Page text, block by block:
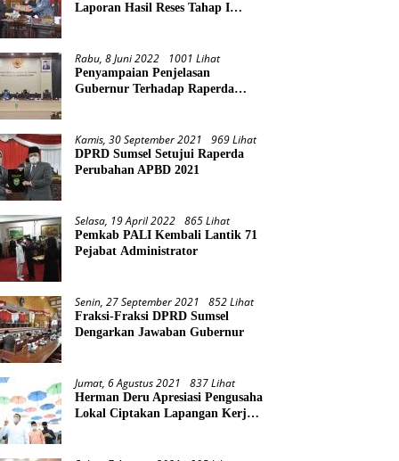
Laporan Hasil Reses Tahap I
Rabu, 8 Juni 2022 1001 Lihat
Penyampaian Penjelasan
Gubernur Terhadap Raperda
Kamis, 30 September 2021 969 Lihat
DPRD Sumsel Setujui Raperda
Perubahan APBD 2021
Selasa, 19 April 2022 865 Lihat
Pemkab PALI Kembali Lantik 71
Pejabat Administrator
Senin, 27 September 2021 852 Lihat
Fraksi-Fraksi DPRD Sumsel
Dengarkan Jawaban Gubernur
Jumat, 6 Agustus 2021 837 Lihat
Herman Deru Apresiasi Pengusaha
Lokal Ciptakan Lapangan Kerja